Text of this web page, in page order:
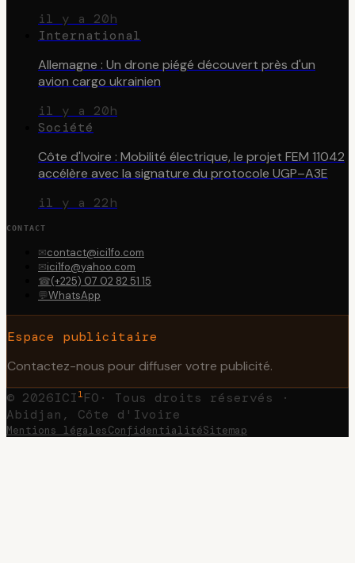
il y a 20h
International
Allemagne : Un drone piégé découvert près d'un
avion cargo ukrainien
il y a 20h
Société
Côte d'Ivoire : Mobilité électrique, le projet FEM 11042
accélère avec la signature du protocole UGP–A3E
il y a 22h
CONTACT
✉contact@ici1fo.com
✉ici1fo@yahoo.com
☎(+225) 07 02 82 51 15
💬WhatsApp
Espace publicitaire
Contactez-nous pour diffuser votre publicité.
© 2026ICI 1 FO · Tous droits réservés ·
Abidjan, Côte d'Ivoire
Mentions légalesConfidentialitéSitemap